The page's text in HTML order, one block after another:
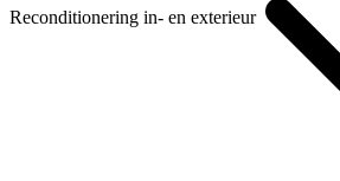
Reconditionering in- en exterieur